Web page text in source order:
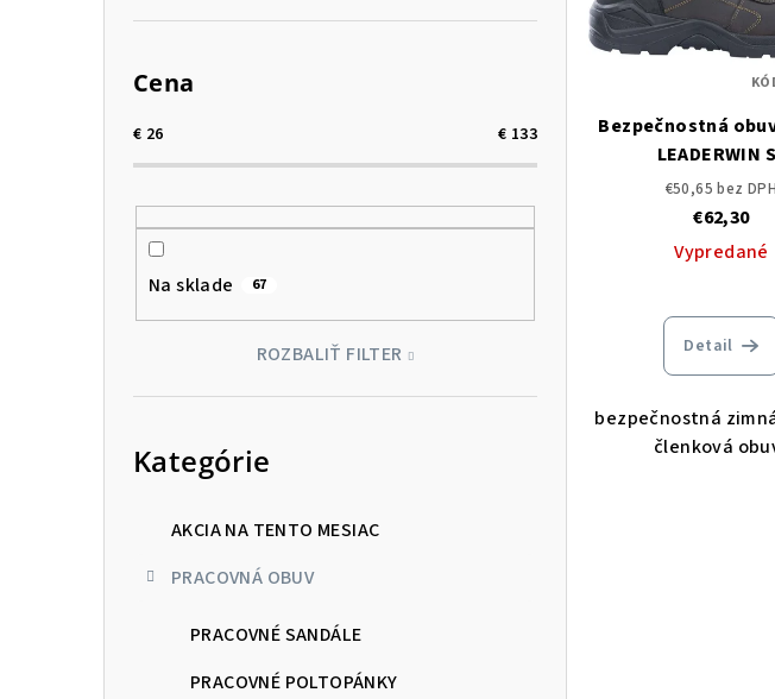
Cena
€ 26 € 133
Na sklade 67
ROZBALIŤ FILTER
Kategórie
AKCIA NA TENTO MESIAC
PRACOVNÁ OBUV
PRACOVNÉ SANDÁLE
PRACOVNÉ POLTOPÁNKY
e
p
r
v
s
r
o
Bezpečnostná obuv
LEADERWIN
€50,65 bez DPH
€62,30
Vypredané
Detail
bezpečnostná
členková